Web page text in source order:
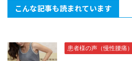
こんな記事も読まれています
患者様の声（慢性腰痛）